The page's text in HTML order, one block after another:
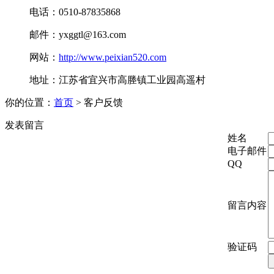
电话：0510-87835868
邮件：yxggtl@163.com
网站： http://www.peixian520.com
地址：江苏省宜兴市高塍镇工业园高遥村
你的位置： 首页 > 客户反馈
发表留言
姓名
电子邮件
QQ
留言内容
验证码